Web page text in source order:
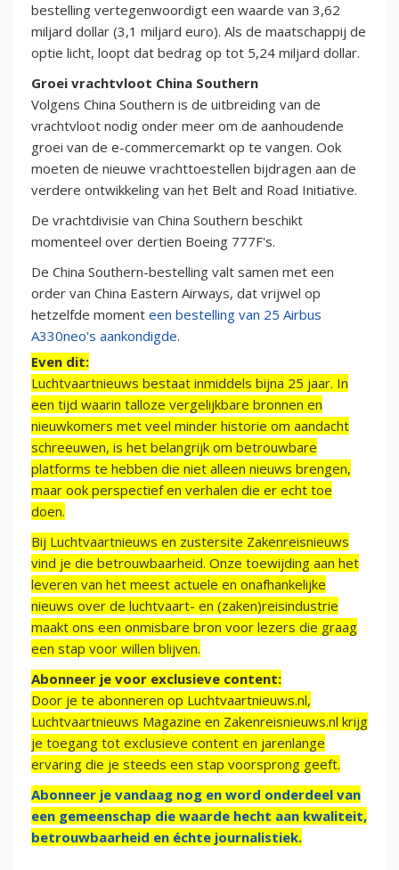
bestelling vertegenwoordigt een waarde van 3,62
miljard dollar (3,1 miljard euro). Als de maatschappij de
optie licht, loopt dat bedrag op tot 5,24 miljard dollar.
Groei vrachtvloot China Southern
Volgens China Southern is de uitbreiding van de
vrachtvloot nodig onder meer om de aanhoudende
groei van de e-commercemarkt op te vangen. Ook
moeten de nieuwe vrachttoestellen bijdragen aan de
verdere ontwikkeling van het Belt and Road Initiative.
De vrachtdivisie van China Southern beschikt
momenteel over dertien Boeing 777F's.
De China Southern-bestelling valt samen met een
order van China Eastern Airways, dat vrijwel op
hetzelfde moment een bestelling van 25 Airbus
A330neo's aankondigde.
Even dit:
Luchtvaartnieuws bestaat inmiddels bijna 25 jaar. In
een tijd waarin talloze vergelijkbare bronnen en
nieuwkomers met veel minder historie om aandacht
schreeuwen, is het belangrijk om betrouwbare
platforms te hebben die niet alleen nieuws brengen,
maar ook perspectief en verhalen die er echt toe
doen.
Bij Luchtvaartnieuws en zustersite Zakenreisnieuws
vind je die betrouwbaarheid. Onze toewijding aan het
leveren van het meest actuele en onafhankelijke
nieuws over de luchtvaart- en (zaken)reisindustrie
maakt ons een onmisbare bron voor lezers die graag
een stap voor willen blijven.
Abonneer je voor exclusieve content:
Door je te abonneren op Luchtvaartnieuws.nl,
Luchtvaartnieuws Magazine en Zakenreisnieuws.nl krijg
je toegang tot exclusieve content en jarenlange
ervaring die je steeds een stap voorsprong geeft.
Abonneer je vandaag nog en word onderdeel van
een gemeenschap die waarde hecht aan kwaliteit,
betrouwbaarheid en échte journalistiek.